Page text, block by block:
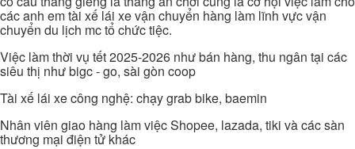
các anh em tài xế lái xe vận chuyển hàng làm lĩnh vực vận
chuyển du lịch mc tổ chức tiệc.
Việc làm thời vụ tết 2025-2026 như bán hàng, thu ngân tại các
siêu thị như bigc - go, sài gòn coop
Tài xế lái xe công nghệ: chạy grab bike, baemin
Nhân viên giao hàng làm việc Shopee, lazada, tiki và các sàn
thương mại điện tử khác